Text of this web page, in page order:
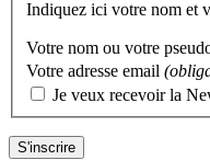
Indiquez ici votre nom et
Votre nom ou votre
Votre adresse email
Je veux recevoir la